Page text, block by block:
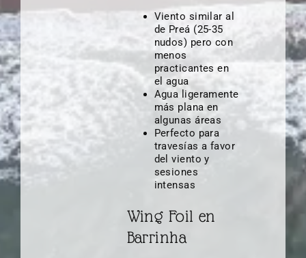
Viento similar al
de Preá (25-35
nudos) pero con
menos
practicantes en
el agua
Agua ligeramente
más plana en
algunas áreas
Perfecto para
travesías a favor
del viento y
sesiones
intensas
Wing Foil en
Barrinha